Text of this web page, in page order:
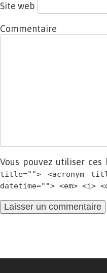
Site web
Commentaire
Vous pouvez utiliser
title=""> <acronym
datetime=""> <em> <i>